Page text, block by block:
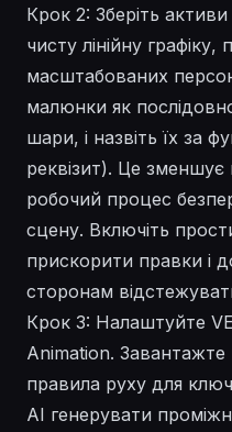
Крок 2: Зберіть
чисту лінійну графіку,
масштабованих
малюнки як
шари, і назвіть їх за
реквізит). Це зменшує
робочий процес
сцену. Включіть
прискорити правки і
сторонам
Крок 3: Налаштуйте
Animation. Завантажте
правила руху для
AI генерувати